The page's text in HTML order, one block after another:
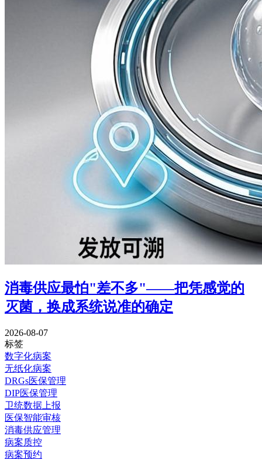
消毒供应最怕"差不多"——把凭感觉的
灭菌，换成系统说准的确定
2026-08-07
标签
数字化病案
无纸化病案
DRGs医保管理
DIP医保管理
卫统数据上报
医保智能审核
消毒供应管理
病案质控
病案预约